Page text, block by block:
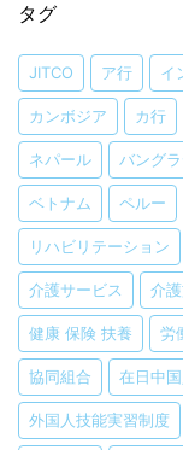
タグ
JITCO ア行 イ
カンボジア カ行
ネパール バング
ベトナム ペルー
リハビリテーション
介護サービス 介
健康 保険 扶養 労
協同組合 在日中国
外国人技能実習制度